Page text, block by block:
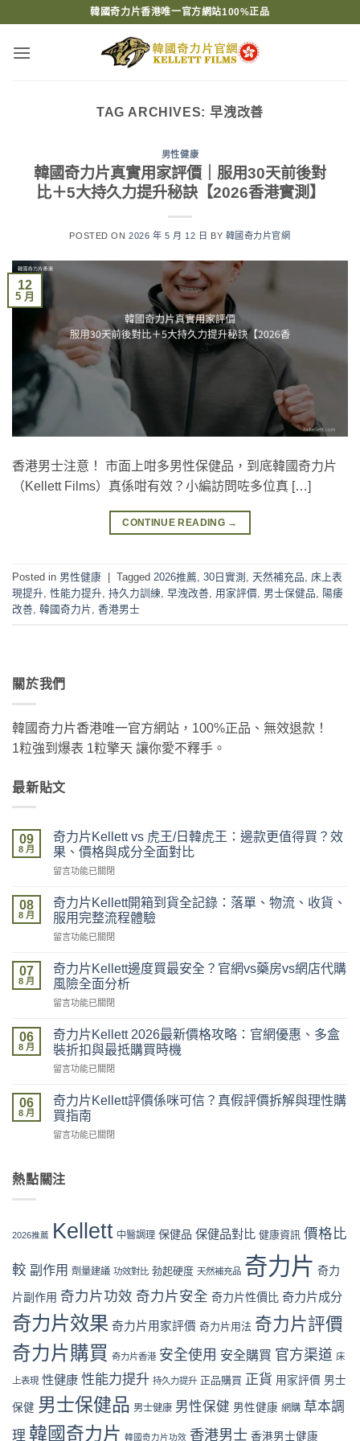
content
韓國奇力片香港唯一官方網站100%正品
TAG ARCHIVES: 早洩改善
男性健康
韓國奇力片真實用家評價｜服用30天前後對
比＋5大持久力提升秘訣【2026香港實測】
POSTED ON2026 年 5 月 12 日 BY 韓國奇力片官網
12
5 月
香港男士注意！ 市面上咁多男性保健品，到底韓國奇力片
（Kellett Films）真係咁有效？小編訪問咗多位真 […]
CONTINUE READING →
Posted in 男性健康 Tagged 2026推薦, 30日實測 , 天然補充品, 床上表
現提升, 性能力提升, 持久力訓練, 早洩改善, 用家評價, 男士保健品, 陽痿
改善, 韓國奇力片, 香港男士
關於我們
韓國奇力片香港唯一官方網站，100%正品、無效退款！
1粒強到爆表 1粒擎天 讓你愛不釋手。
最新貼文
09
8 月
奇力片Kellett vs 虎王/日韓虎王：邊款更值得買？效
果、價格與成分全面對比
在
力
片
Kellett
vs
王/
日
韓
虎
邊
款
值
買？
效
果、
與
成
面
對
中
留言功能已關閉
08
8 月
奇力片Kellett開箱到貨全記錄：落單、物流、收貨、
服用完整流程體驗
在
力
片
Kellett
開
到
貨
全
記
落
單、
流、
服
整
流
體
驗〉
中
留言功能已關閉
07
8 月
奇力片Kellett邊度買最安全？官網vs藥房vs網店代購
風險全面分析
在
力
片
Kellett
邊
買
最
安
全？
vs
網
購
險
全
面
分
析〉
留言功能已關閉
06
8 月
奇力片Kellett 2026最新價格攻略：官網優惠、多盒
裝折扣與最抵購買時機
在
力
片
Kellett
2026
價
官
惠、
盒
裝
折
與
抵
購
買
時
機〉
留言功能已關閉
06
8 月
奇力片Kellett評價係咪可信？真假評價拆解與理性購
買指南
在
片
Kellett
係
信？
假
價
解
理
購
指
留言功能已關閉
熱點關注
2026推薦 Kellett 中醫調理 保健品 保健品對比 健康資訊 價格比
較 副作用 劑量建議 功效對比 勃起硬度 天然補充品 奇力片 奇力
片副作用 奇力片功效 奇力片安全 奇力片性價比 奇力片成分
奇力片效果 奇力片用家評價 奇力片用法 奇力片評價
奇力片購買 奇力片香港 安全使用 安全購買 官方渠道 床
上表現 性健康 性能力提升 持久力提升 正品購買 正貨 用家評價 男士
保健 男士保健品 男士健康 男性保健 男性健康 網購 草本調
理 韓國奇力片 韓國奇力片功效 香港男士 香港男士健康